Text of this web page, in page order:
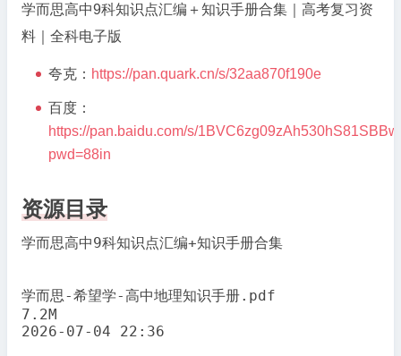
学而思高中9科知识点汇编＋知识手册合集｜高考复习资
料｜全科电子版
夸克： https://pan.quark.cn/s/32aa870f190e
百度：
https://pan.baidu.com/s/
pwd=88in
资源目录
学而思高中9科知识点汇编+知识手册合集
学而思-希望学-高中地理知识手册.pdf
7.2M
2026-07-04 22:36